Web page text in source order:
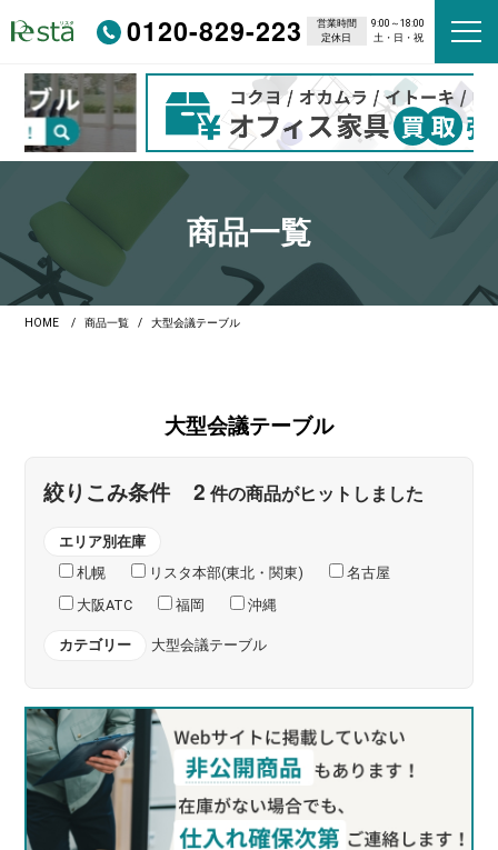
0120-829-223 営業時間
9:00～18:00
定休日
土・日・祝
商品一覧
HOME 商品一覧 大型会議テーブル
大型会議テーブル
絞りこみ条件 2 件の商品がヒットしました
エリア別在庫
札幌
リスタ本部(東北・関東)
名古屋
大阪ATC
福岡 沖縄
カテゴリー 大型会議テーブル